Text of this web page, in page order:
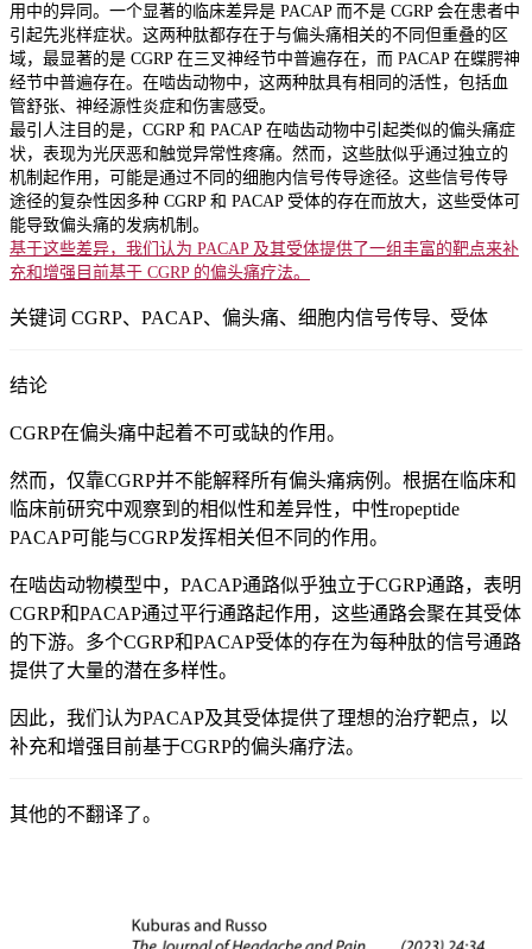
用中的异同。一个显著的临床差异是 PACAP 而不是 CGRP 会在患者中
引起先兆样症状。这两种肽都存在于与偏头痛相关的不同但重叠的区
域，最显著的是 CGRP 在三叉神经节中普遍存在，而 PACAP 在蝶腭神
经节中普遍存在。在啮齿动物中，这两种肽具有相同的活性，包括血
管舒张、神经源性炎症和伤害感受。
最引人注目的是，CGRP 和 PACAP 在啮齿动物中引起类似的偏头痛症
状，表现为光厌恶和触觉异常性疼痛。然而，这些肽似乎通过独立的
机制起作用，可能是通过不同的细胞内信号传导途径。这些信号传导
途径的复杂性因多种 CGRP 和 PACAP 受体的存在而放大，这些受体可
能导致偏头痛的发病机制。
基于这些差异，我们认为 PACAP 及其受体提供了一组丰富的靶点来补
充和增强目前基于 CGRP 的偏头痛疗法。
关键词 CGRP、PACAP、偏头痛、细胞内信号传导、受体
结论
CGRP在偏头痛中起着不可或缺的作用。
然而，仅靠CGRP并不能解释所有偏头痛病例。根据在临床和
临床前研究中观察到的相似性和差异性，中性ropeptide
PACAP可能与CGRP发挥相关但不同的作用。
在啮齿动物模型中，PACAP通路似乎独立于CGRP通路，表明
CGRP和PACAP通过平行通路起作用，这些通路会聚在其受体
的下游。多个CGRP和PACAP受体的存在为每种肽的信号通路
提供了大量的潜在多样性。
因此，我们认为PACAP及其受体提供了理想的治疗靶点，以
补充和增强目前基于CGRP的偏头痛疗法。
其他的不翻译了。